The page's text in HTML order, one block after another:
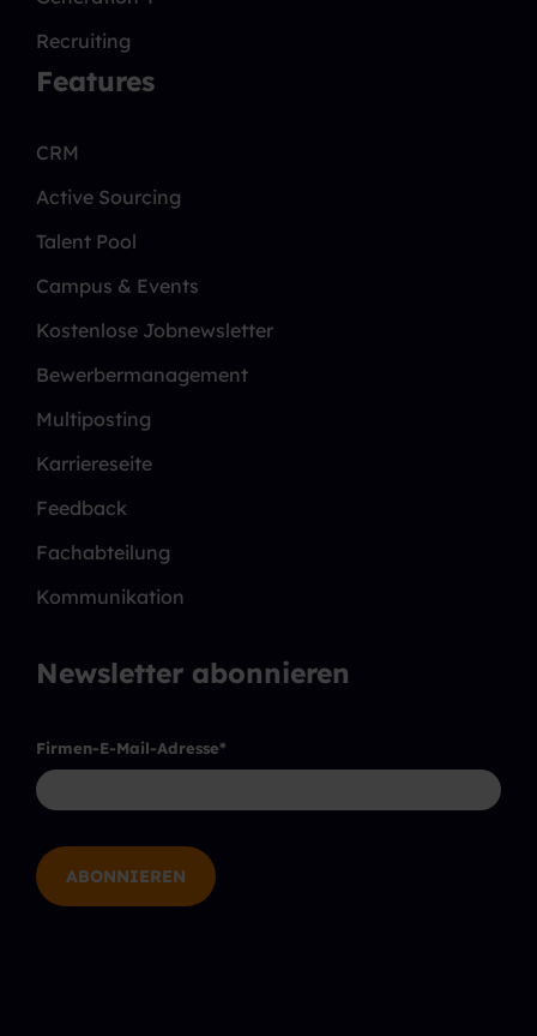
Recruiting
Features
CRM
Active Sourcing
Talent Pool
Campus & Events
Kostenlose Jobnewsletter
Bewerbermanagement
Multiposting
Karriereseite
Feedback
Fachabteilung
Kommunikation
Newsletter abonnieren
Firmen-E-Mail-Adresse*